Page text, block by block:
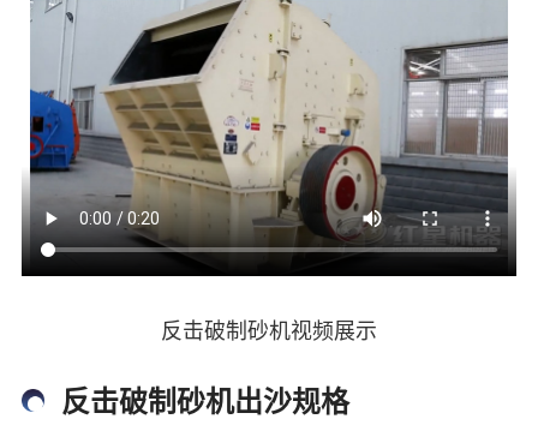
反击破制砂机视频展示
反击破制砂机出沙规格